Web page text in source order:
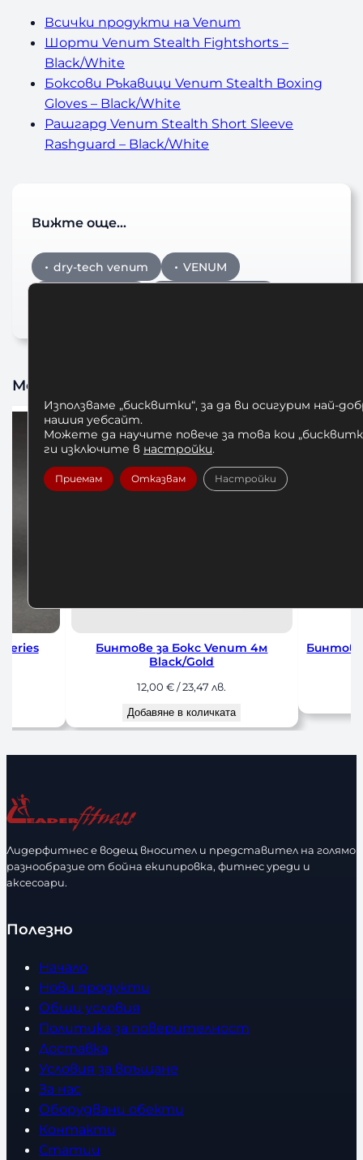
Всички продукти на Venum
Шорти Venum Stealth Fightshorts –
Black/White
Боксови Ръкавици Venum Stealth Boxing
Gloves – Black/White
Рашгард Venum Stealth Short Sleeve
Rashguard – Black/White
Вижте още…
dry-tech venum
VENUM
Може да харесате също
4м Бинтове за Бокс Venum Black 2.5м Бинтове
Лидерфитнес е водещ вносител и представител на голямо
разнообразие от бойна екипировка, фитнес уреди и
аксесоари.
Полезно
Начало
Нови продукти
Общи условия
Политика за поверителност
Доставка
Условия за връщане
За нас
Оборудвани обекти
Контакти
Статии
Използваме „бисквитки“, за да ви осигурим най-
нашия уебсайт.
Можете да научите повече за това кои
ги изключите в настройки.
Приемам Отказвам Настройки